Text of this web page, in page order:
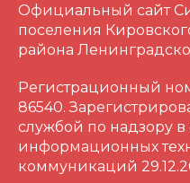
Официальный сайт
поселения
района
Регистрационный
86540.
службой по надзору в
информационных
коммуникаций